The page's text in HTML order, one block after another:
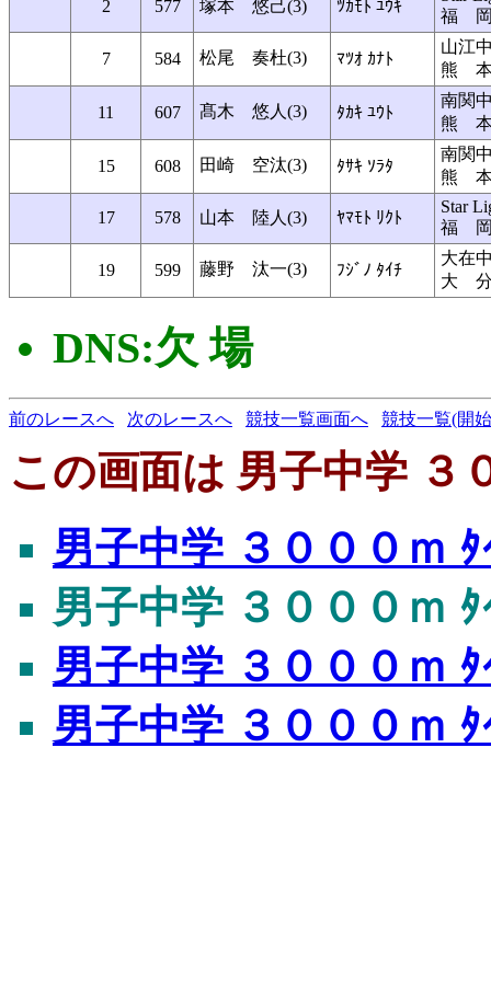
2 577 塚本 悠己(3) ﾂｶﾓﾄ ﾕｳｷ
福
7 584 松尾 奏杜(3) ﾏﾂｵ ｶﾅﾄ
山江
熊
11 607 髙木 悠人(3) ﾀｶｷ ﾕｳﾄ
南関
熊
15 608 田崎 空汰(3) ﾀｻｷ ｿﾗﾀ
南関
熊
17 578 山本 陸人(3) ﾔﾏﾓﾄ ﾘｸﾄ
Star
福
19 599 藤野 汰一(3) ﾌｼﾞﾉ ﾀｲﾁ
大在
大
DNS:欠 場
前のレースへ 次のレースへ 競技一覧画面へ 競技一覧(開
この画面は 男子中学 ３
男子中学 ３０００ｍ ﾀ
男子中学 ３０００ｍ ﾀ
男子中学 ３０００ｍ ﾀ
男子中学 ３０００ｍ